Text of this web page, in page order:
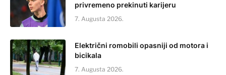
privremeno prekinuti karijeru
7. Augusta 2026.
Električni romobili opasniji od motora i
bicikala
7. Augusta 2026.